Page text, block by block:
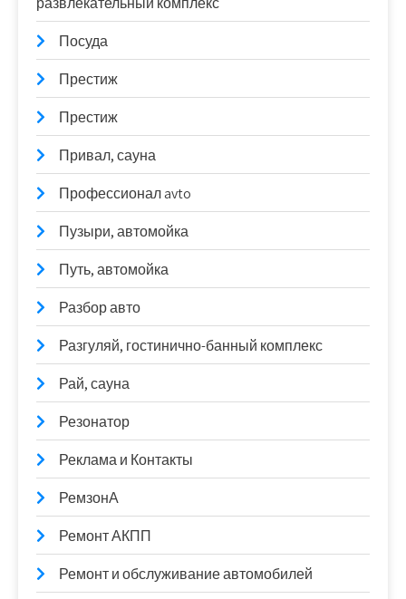
Посуда
Престиж
Престиж
Привал, сауна
Профессионал avto
Пузыри, автомойка
Путь, автомойка
Разбор авто
Разгуляй, гостинично-банный комплекс
Рай, сауна
Резонатор
Реклама и Контакты
РемзонА
Ремонт АКПП
Ремонт и обслуживание автомобилей